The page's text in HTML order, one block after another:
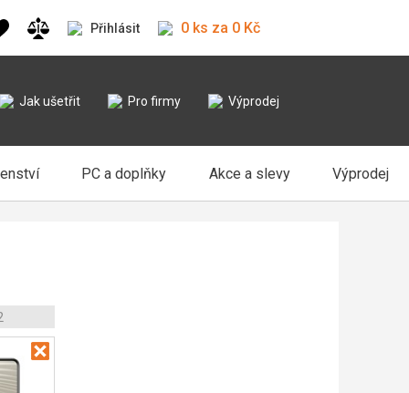
Přihlásit 0 ks za 0 Kč
Jak ušetřit Pro firmy Výprodej
PC a doplňky Akce a slevy Výprodej